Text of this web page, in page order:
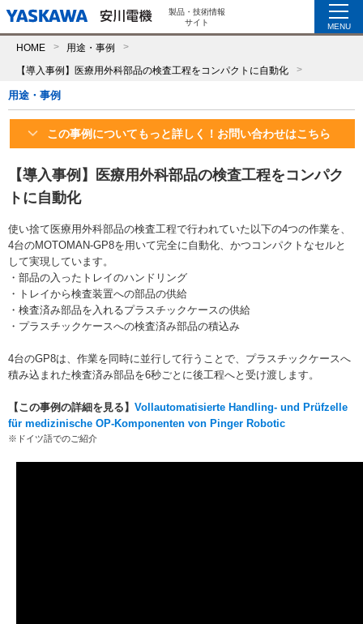
製品・技術情報
サイト
MENU
HOME 用途・事例
【導入事例】医療用外科部品の検査工程をコンパクトに自動化
用途・事例
この事例についてもっと詳しく！お問い合わせはこちら
【導入事例】医療用外科部品の検査工程をコンパク
トに自動化
使い捨て医療用外科部品の検査工程で行われていた以下の4つの作業を、
4台のMOTOMAN-GP8を用いて完全に自動化、かつコンパクトなセルと
して実現しています。
・部品の入ったトレイのハンドリング
・トレイから検査装置への部品の供給
・検査済み部品を入れるプラスチックケースの供給
・プラスチックケースへの検査済み部品の積込み
4台のGP8は、作業を同時に並行して行うことで、プラスチックケースへ
積み込まれた検査済み部品を6秒ごとに後工程へと受け渡します。
【この事例の詳細を見る】 Vollautomatisierte Handling- und Prüfzelle
für medizinische OP-Komponenten von Pinger Robotic
※ドイツ語でのご紹介